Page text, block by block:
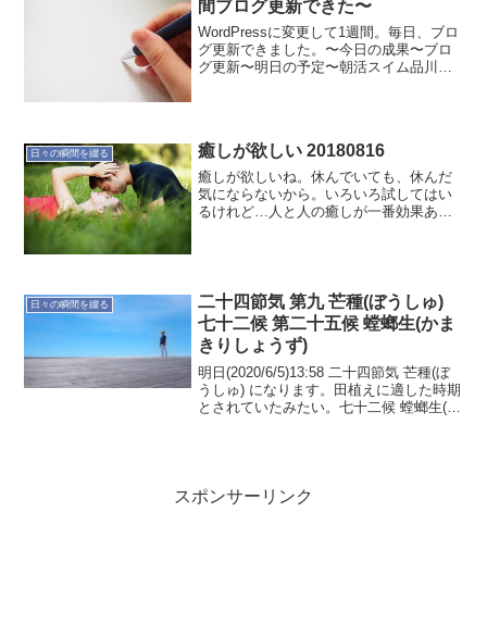
間ブログ更新できた〜
WordPressに変更して1週間。毎日、ブロ
グ更新できました。〜今日の成果〜ブロ
グ更新〜明日の予定〜朝活スイム品川ラ
日々の瞬間を綴る 癒しが欲しい 20180816
癒しが欲しいね。休んでいても、休んだ
気にならないから。いろいろ試してはい
るけれど…人と人の癒しが一番効果ある
日々の瞬間を綴る
二十四節気 第九 芒種(ぼうしゅ)
七十二候 第二十五候 螳螂生(かま
きりしょうず)
明日(2020/6/5)13:58 二十四節気 芒種(ぼ
うしゅ) になります。田植えに適した時期
とされていたみたい。七十二候 螳螂生(か
スポンサーリンク